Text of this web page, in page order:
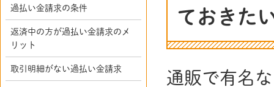
ておきた
通販で有名
過払い金請求の条件
返済中の方が過払い金請求のメ
リット
取引明細がない過払い金請求